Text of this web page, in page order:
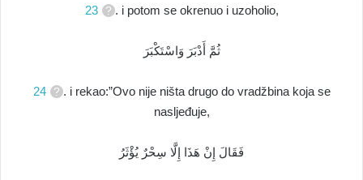
23 . i potom se okrenuo i uzoholio,
ثُمَّ أَدْبَرَ وَاسْتَكْبَرَ
24
. i rekao:”Ovo nije ništa drugo do vradžbina koja se
nasljeđuje,
فَقَالَ إِنْ هَذَا إِلَّا سِحْرٌ يُؤْثَرُ